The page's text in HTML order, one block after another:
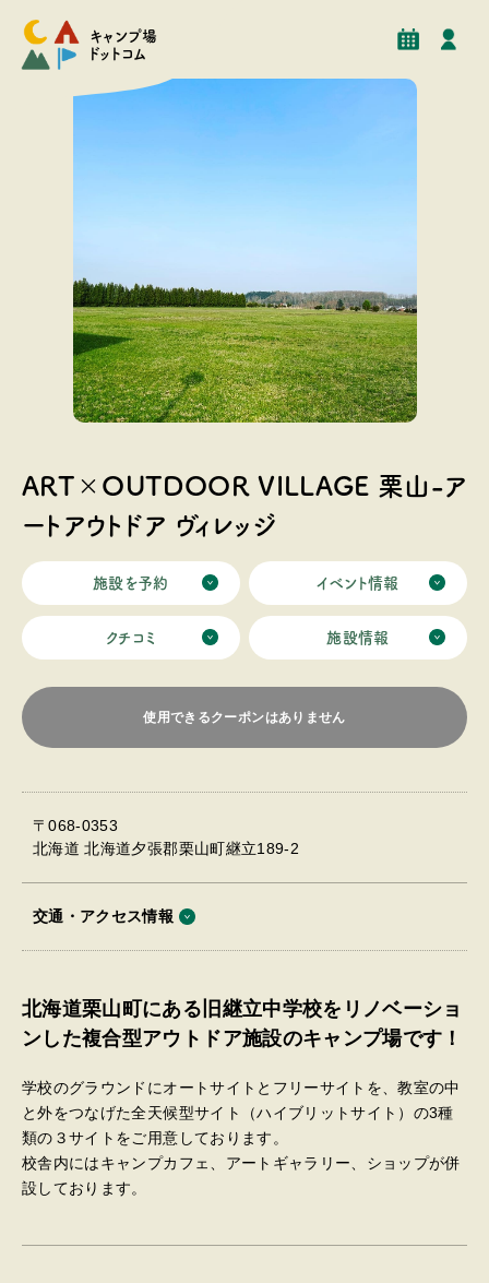
キャンプ場
ドットコム
予約 施設情報
ART×OUTDOOR VILLAGE 栗山-ア
ートアウトドア ヴィレッジ
施設を予約 イベント情報
クチコミ 施設情報
使用できるクーポンはありません
〒068-0353
北海道 北海道夕張郡栗山町継立189-2
交通・アクセス情報
北海道栗山町にある旧継立中学校をリノベーショ
ンした複合型アウトドア施設のキャンプ場です！
学校のグラウンドにオートサイトとフリーサイトを、教室の中
と外をつなげた全天候型サイト（ハイブリットサイト）の3種
類の３サイトをご用意しております。
校舎内にはキャンプカフェ、アートギャラリー、ショップが併
設しております。